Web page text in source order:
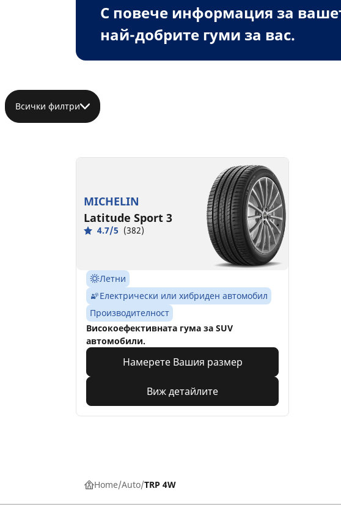
С повече информация за
най-добрите гуми за вас.
Всички филтри
MICHELIN
Latitude Sport 3
4.7/5 (382)
Летни
Електрически или хибриден автомобил
Производителност
Високоефективната гума за SUV
автомобили.
Намерете Вашия размер
Виж детайлите
Home Auto TRP 4W